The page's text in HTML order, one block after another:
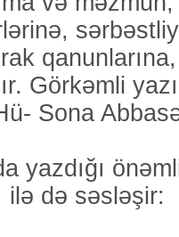
Görkəmli
Sona
yazdığı
ilə də səsləşir: